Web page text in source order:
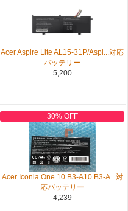
Acer Aspire Lite AL15-31P/Aspi...対応
バッテリー
5,200
30% OFF
Acer Iconia One 10 B3-A10 B3-A...対
応バッテリー
4,239